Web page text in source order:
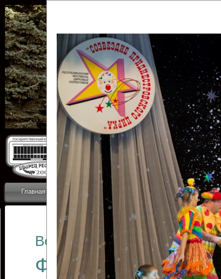
Главная Приветствие Коллективы Новости
ОТЧЕТЫ ГКЦ
Все отчеты
Финал